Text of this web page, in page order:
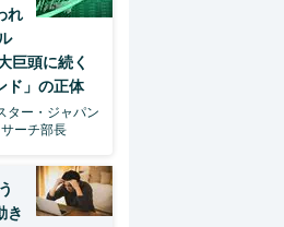
れ
巨頭に続く
ド」の正体
ター・ジャパン
サーチ部長
き